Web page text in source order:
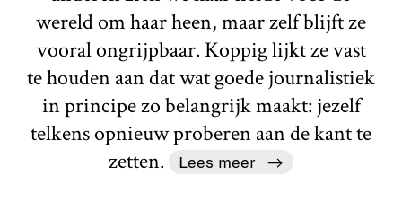
wereld om haar heen, maar zelf blijft ze
vooral ongrijpbaar. Koppig lijkt ze vast
te houden aan dat wat goede journalistiek
in principe zo belangrijk maakt: jezelf
telkens opnieuw proberen aan de kant te
zetten.
Lees meer